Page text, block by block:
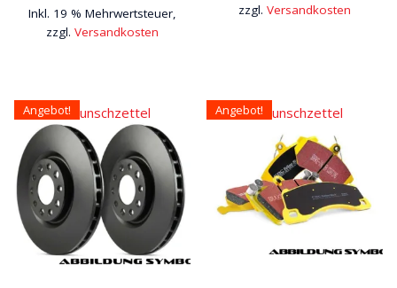
Inkl. 19 % Mehrwertsteuer,
zzgl. Versandkosten
zzgl.Versandkosten
Angebot!
Auf den Wunschzettel Angebot!
Auf den Wunschzettel